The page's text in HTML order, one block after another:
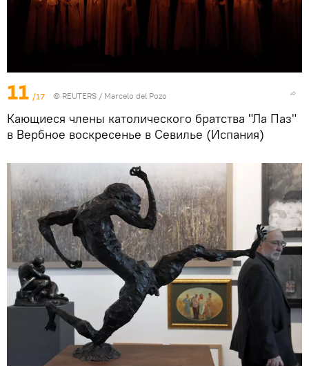
11 /17 © REUTERS / Marcelo del Pozo
Кающиеся члены католического братства "Ла Паз"
в Вербное воскресенье в Севилье (Испания)